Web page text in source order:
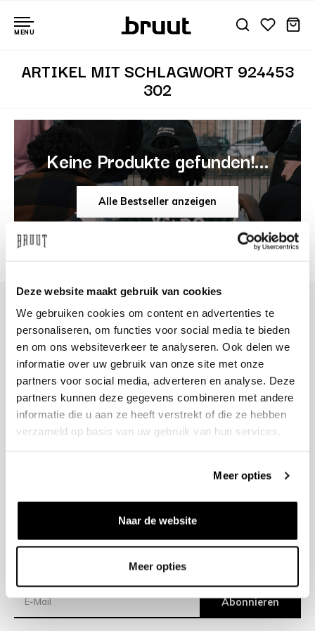
Deze website maakt gebruik van cookies
We gebruiken cookies om content en advertenties te
personaliseren, om functies voor social media te bieden
en om ons websiteverkeer te analyseren. Ook delen we
informatie over uw gebruik van onze site met onze
partners voor social media, adverteren en analyse. Deze
partners kunnen deze gegevens combineren met andere
informatie die u aan ze heeft verstrekt of die ze hebben
verzameld op basis van uw gebruik van hun services.
Meer opties
Naar de website
Meer opties
MENU
ARTIKEL MIT SCHLAGWORT 924453
302
Keine Produkte gefunden!...
Alle Bestseller anzeigen
+31 23 205 2006
info@bruut.nl
Kontakt Formular
Öffnen 11:00 - 18:30
ÖFFNUNGSZEITEN ANZEIGEN
Versand
Abonnieren